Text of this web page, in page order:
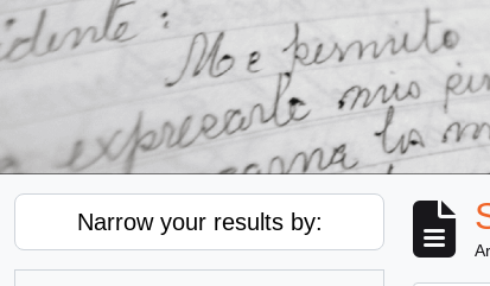
Narrow your results by: